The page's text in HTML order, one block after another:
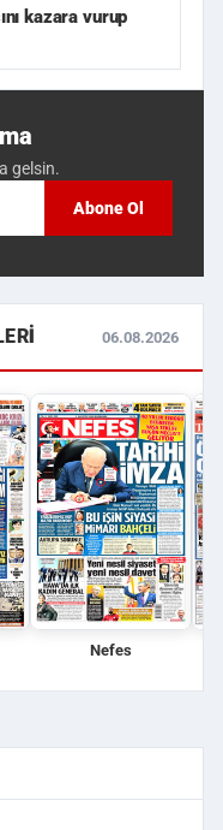
kazara vurup
gelsin.
Abone Ol
06.08.2026
Nefes